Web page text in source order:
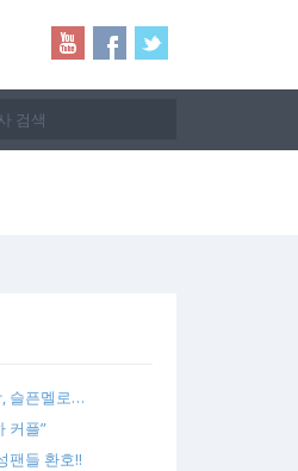
슬픈멜로…
커플”
팬들 환호!!